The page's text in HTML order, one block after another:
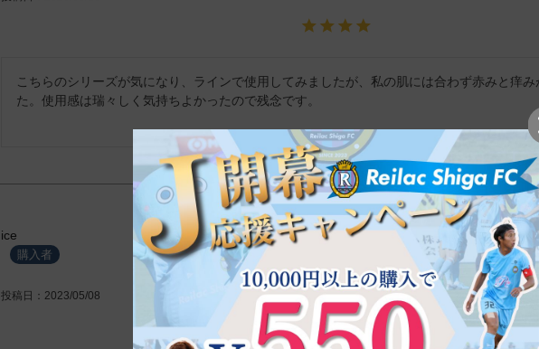
こちらのシリーズが気になり、ラインで使用してみましたが、私の肌には合わず赤みと痒み
た。使用感は瑞々しく気持ちよかったので残念です。
ice
購入者
大阪府 50代 女性
投稿日
2023/05/08